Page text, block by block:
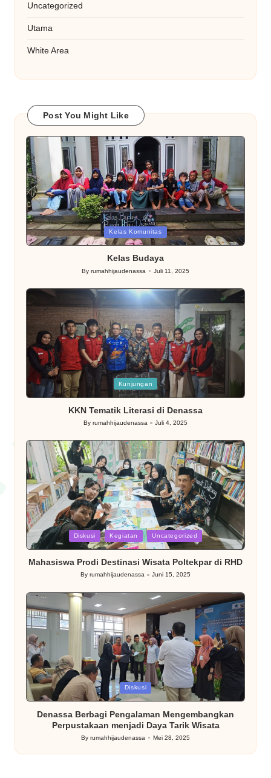
Uncategorized
Utama
White Area
Post You Might Like
Posted
in
Kelas Komunitas
Kelas Budaya
Posted
Byrumahhijaudenassa Juli 11, 2025
Posted
in
Kunjungan
KKN Tematik Literasi di Denassa
Posted
By rumahhijaudenassa Juli 4, 2025
Posted
in
Diskusi Kegiatan Uncategorized
Mahasiswa Prodi Destinasi Wisata Poltekpar di RHD
Posted
By rumahhijaudenassa Juni 15, 2025
Posted
in
Diskusi
Denassa Berbagi Pengalaman Mengembangkan
Perpustakaan menjadi Daya Tarik Wisata
Posted
by
Byrumahhijaudenassa Mei 28, 2025